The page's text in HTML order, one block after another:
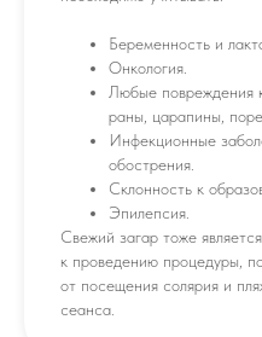
Беременность и
Онкология.
Любые повреждения
раны, царапины,
Инфекционные
обострения.
Склонность к
Эпилепсия.
Свежий загар тоже
к проведению процедуры,
от посещения солярия и
сеанса.